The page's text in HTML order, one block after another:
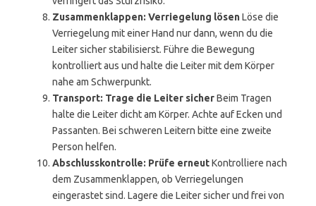
Zusammenklappen: Verriegelung lösenLöse die
Verriegelung mit einer Hand nur dann, wenn du die
Leiter sicher stabilisierst. Führe die Bewegung
kontrolliert aus und halte die Leiter mit dem Körper
nahe am Schwerpunkt.
Transport: Trage die Leiter sicherBeim Tragen
halte die Leiter dicht am Körper. Achte auf Ecken und
Passanten. Bei schweren Leitern bitte eine zweite
Person helfen.
Abschlusskontrolle: Prüfe erneutKontrolliere nach
dem Zusammenklappen, ob Verriegelungen
eingerastet sind. Lagere die Leiter sicher und frei von